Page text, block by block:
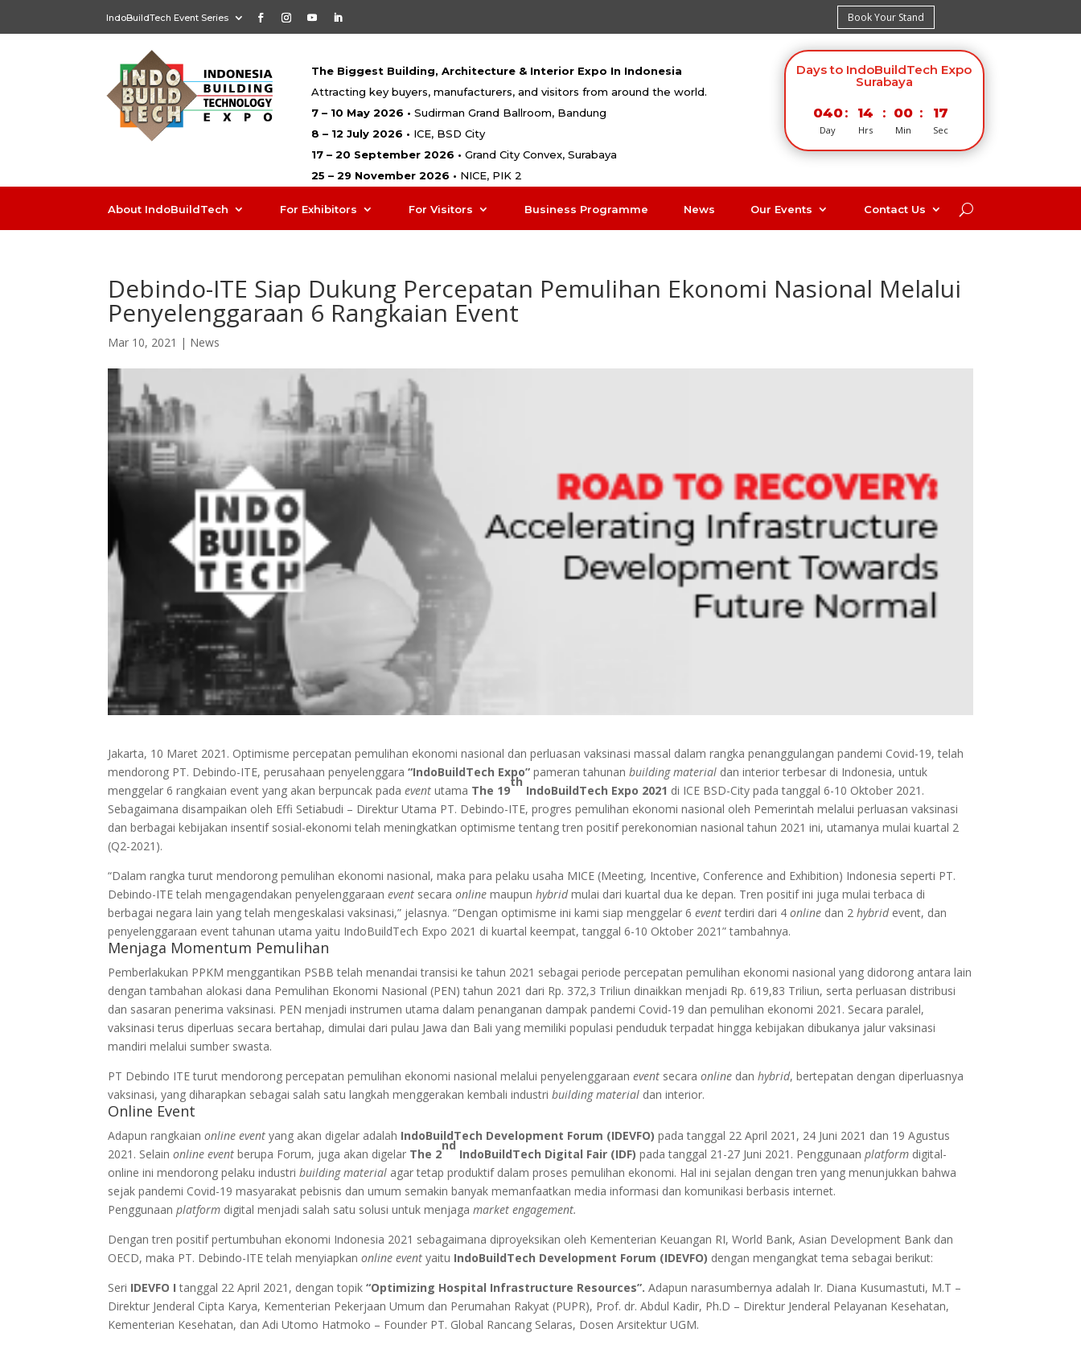
IndoBuildTech Event Series Book Your Stand
The Biggest Building, Architecture & Interior Expo In Indonesia
Attracting key buyers, manufacturers, and visitors from around the world.
7 – 10 May 2026 • Sudirman Grand Ballroom, Bandung
8 – 12 July 2026 • ICE, BSD City
17 – 20 September 2026 • Grand City Convex, Surabaya
25 – 29 November 2026 • NICE, PIK 2
Days to IndoBuildTech Expo
Surabaya
040
Day
: 14
Hrs
: 00
Min
: 16
Sec
About IndoBuildTech For Exhibitors For Visitors Business Programme News Our Events Contact Us
Debindo-ITE Siap Dukung Percepatan Pemulihan Ekonomi Nasional Melalui
Penyelenggaraan 6 Rangkaian Event
Mar 10, 2021 | News
Jakarta, 10 Maret 2021. Optimisme percepatan pemulihan ekonomi nasional dan perluasan vaksinasi massal dalam rangka penanggulangan pandemi Covid-19, telah
mendorong PT. Debindo-ITE, perusahaan penyelenggara“IndoBuildTech Expo” pameran tahunanbuilding material dan interior terbesar di Indonesia, untuk
menggelar 6 rangkaian event yang akan berpuncak padaeventutama The 19
th
IndoBuildTech Expo 2021 di ICE BSD-City pada tanggal 6-10 Oktober 2021.
Sebagaimana disampaikan oleh Effi Setiabudi – Direktur Utama PT. Debindo-ITE, progres pemulihan ekonomi nasional oleh Pemerintah melalui perluasan vaksinasi
dan berbagai kebijakan insentif sosial-ekonomi telah meningkatkan optimisme tentang tren positif perekonomian nasional tahun 2021 ini, utamanya mulai kuartal 2
(Q2-2021).
“Dalam rangka turut mendorong pemulihan ekonomi nasional, maka para pelaku usaha MICE (Meeting, Incentive, Conference and Exhibition) Indonesia seperti PT.
Debindo-ITE telah mengagendakan penyelenggaraanevent secaraonlinemaupunhybridmulai dari kuartal dua ke depan. Tren positif ini juga mulai terbaca di
berbagai negara lain yang telah mengeskalasi vaksinasi,” jelasnya. “Dengan optimisme ini kami siap menggelar 6eventterdiri dari 4online dan 2hybrid event, dan
penyelenggaraan event tahunan utama yaitu IndoBuildTech Expo 2021 di kuartal keempat, tanggal 6-10 Oktober 2021” tambahnya.
Menjaga Momentum Pemulihan
Pemberlakukan PPKM menggantikan PSBB telah menandai transisi ke tahun 2021 sebagai periode percepatan pemulihan ekonomi nasional yang didorong antara lain
dengan tambahan alokasi dana Pemulihan Ekonomi Nasional (PEN) tahun 2021 dari Rp. 372,3 Triliun dinaikkan menjadi Rp. 619,83 Triliun, serta perluasan distribusi
dan sasaran penerima vaksinasi. PEN menjadi instrumen utama dalam penanganan dampak pandemi Covid-19 dan pemulihan ekonomi 2021. Secara paralel,
vaksinasi terus diperluas secara bertahap, dimulai dari pulau Jawa dan Bali yang memiliki populasi penduduk terpadat hingga kebijakan dibukanya jalur vaksinasi
mandiri melalui sumber swasta.
PT Debindo ITE turut mendorong percepatan pemulihan ekonomi nasional melalui penyelenggaraanevent secaraonline danhybrid, bertepatan dengan diperluasnya
vaksinasi, yang diharapkan sebagai salah satu langkah menggerakan kembali industribuilding material dan interior.
Online Event
Adapun rangkaianonline event yang akan digelar adalah IndoBuildTech Development Forum (IDEVFO) pada tanggal 22 April 2021, 24 Juni 2021 dan 19 Agustus
2021. Selainonline event berupa Forum, juga akan digelar The 2
nd
IndoBuildTech Digital Fair (IDF) pada tanggal 21-27 Juni 2021. Penggunaanplatform digital-
online ini mendorong pelaku industribuilding material agar tetap produktif dalam proses pemulihan ekonomi. Hal ini sejalan dengan tren yang menunjukkan bahwa
sejak pandemi Covid-19 masyarakat pebisnis dan umum semakin banyak memanfaatkan media informasi dan komunikasi berbasis internet.
Penggunaanplatform digital menjadi salah satu solusi untuk menjagamarket engagement.
Dengan tren positif pertumbuhan ekonomi Indonesia 2021 sebagaimana diproyeksikan oleh Kementerian Keuangan RI, World Bank, Asian Development Bank dan
OECD, maka PT. Debindo-ITE telah menyiapkanonline event yaitu IndoBuildTech Development Forum (IDEVFO) dengan mengangkat tema sebagai berikut:
Seri IDEVFO I tanggal 22 April 2021, dengan topik“Optimizing Hospital Infrastructure Resources”. Adapun narasumbernya adalah Ir. Diana Kusumastuti, M.T –
Direktur Jenderal Cipta Karya, Kementerian Pekerjaan Umum dan Perumahan Rakyat (PUPR), Prof. dr. Abdul Kadir, Ph.D – Direktur Jenderal Pelayanan Kesehatan,
Kementerian Kesehatan, dan Adi Utomo Hatmoko – Founder PT. Global Rancang Selaras, Dosen Arsitektur UGM.